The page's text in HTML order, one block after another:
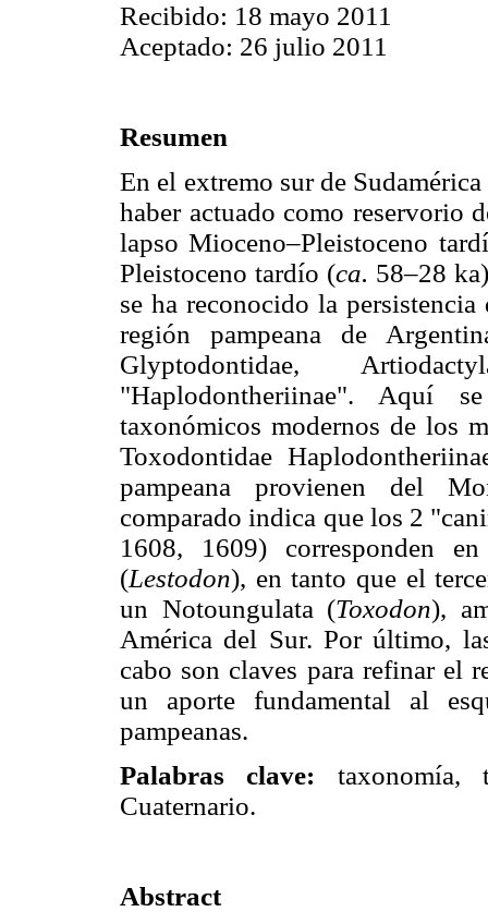
Recibido: 18 mayo 2011
Aceptado: 26 julio 2011
Resumen
En el extremo sur de
haber actuado como reservorio
lapso Mioceno–Pleistoceno
Pleistoceno tardío (ca. 58–28
se ha reconocido la
región pampeana de
Glyptodontidae,
"Haplodontheriinae". Aquí
taxonómicos modernos de los
Toxodontidae
pampeana provienen del
comparado indica que los 2
1608, 1609) corresponden
(Lestodon), en tanto que el
un Notoungulata (Toxodon),
América del Sur. Por último,
cabo son claves para refinar el
un aporte fundamental al
pampeanas.
Palabras clave: taxonomía,
Cuaternario.
Abstract